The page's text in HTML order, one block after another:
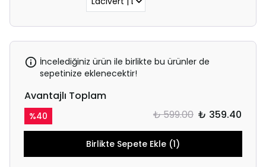
İncelediğiniz ürün ile birlikte bu ürünler de
sepetinize eklenecektir!
Avantajlı Toplam
%40 ₺ 599.00 ₺ 359.40
Birlikte Sepete Ekle (1)